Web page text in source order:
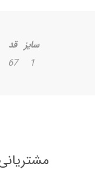
سایز قد
1
67